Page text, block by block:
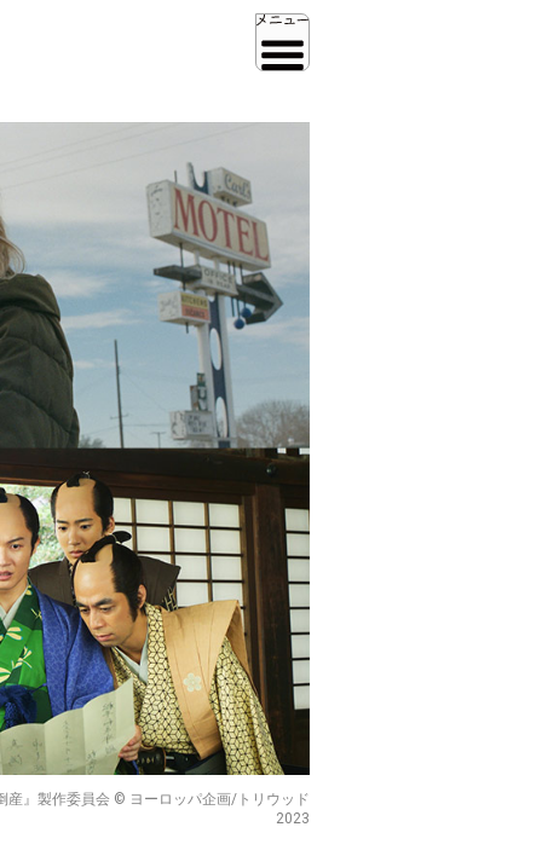
』製作委員会 © ヨーロッパ企画/トリウッド
2023